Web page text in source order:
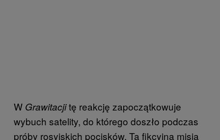
W Grawitacjitę reakcję zapoczątkowuje
wybuch satelity, do którego doszło podczas
próby rosyjskich pocisków. Ta fikcyjna misja